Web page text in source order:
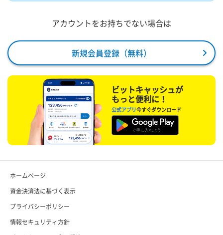
アカウントをお持ちでない場合は
新規会員登録（無料）
ビットキャッシュが
もっと便利に！
公式アプリ今すぐダウンロード
ホームページ
資金決済法に基づく表示
プライバシーポリシー
情報セキュリティ方針